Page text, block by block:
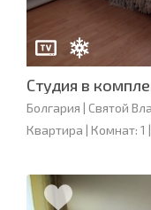
Студия в
Болгария | Святой
Квартира | Комнат: 1 |